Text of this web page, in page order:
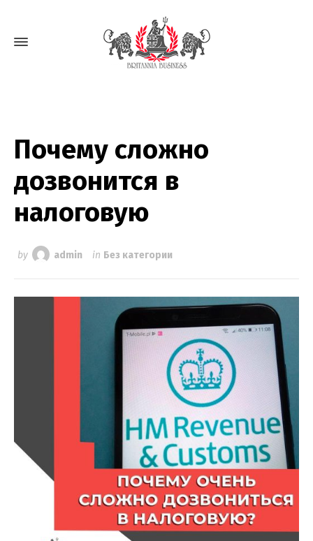
Почему сложно
дозвонится в
налоговую
by admin in Без категории